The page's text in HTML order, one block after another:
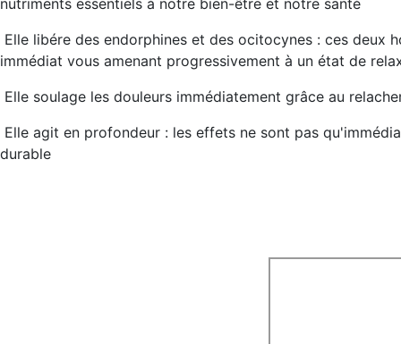
Elle libére des endorphines et des ocitocynes : ces deux
immédiat vous amenant progressivement à un état de
Elle soulage les douleurs immédiatement grâce au
Elle agit en profondeur : les effets ne sont pas
durable